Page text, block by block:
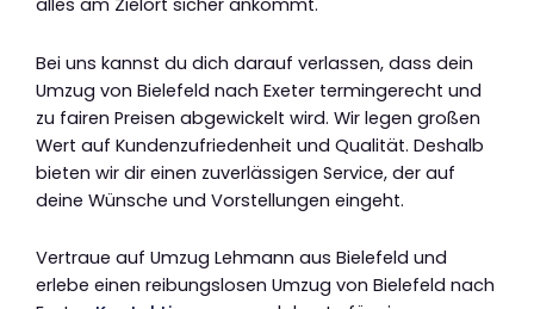
alles am Zielort sicher ankommt.
Bei uns kannst du dich darauf verlassen, dass dein
Umzug von Bielefeld nach Exeter termingerecht und
zu fairen Preisen abgewickelt wird. Wir legen großen
Wert auf Kundenzufriedenheit und Qualität. Deshalb
bieten wir dir einen zuverlässigen Service, der auf
deine Wünsche und Vorstellungen eingeht.
Vertraue auf Umzug Lehmann aus Bielefeld und
erlebe einen reibungslosen Umzug von Bielefeld nach